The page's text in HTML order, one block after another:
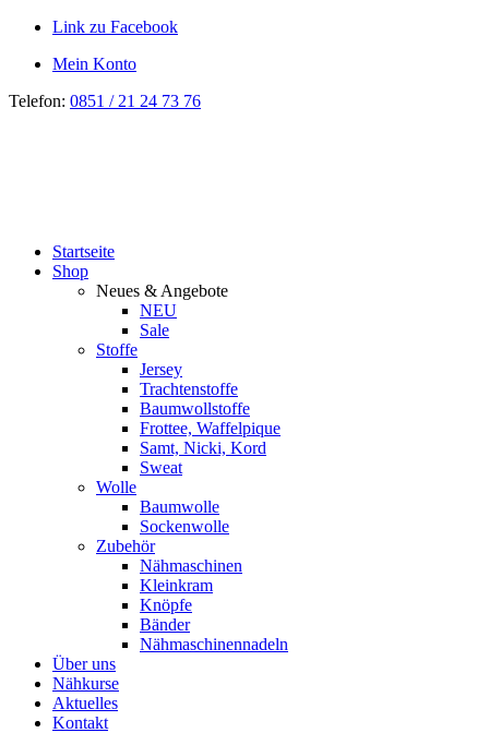
Link zu Facebook
Mein Konto
Telefon: 0851 / 21 24 73 76
Startseite
Shop
Neues & Angebote
NEU
Sale
Stoffe
Jersey
Trachtenstoffe
Baumwollstoffe
Frottee, Waffelpique
Samt, Nicki, Kord
Sweat
Wolle
Baumwolle
Sockenwolle
Zubehör
Nähmaschinen
Kleinkram
Knöpfe
Bänder
Nähmaschinennadeln
Über uns
Nähkurse
Aktuelles
Kontakt